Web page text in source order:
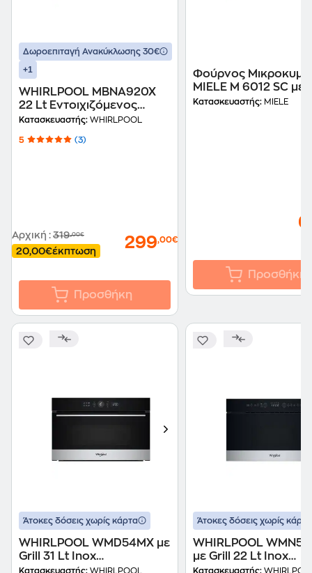
Δωροεπιταγή Ανακύκλωσης 30€
+1
WHIRLPOOL MBNA920X
22 Lt Εντοιχιζόμενος
Φούρνος Μικροκυμάτων
Κατασκευαστής: WHIRLPOOL
5 (3)
Αρχική : 319,00€
20,00€έκπτωση 299,00€
Προσθήκη
Φούρνος
MIELE M 6012 SC με
26lt Inox
Κατασκευαστής: MIELE
Προσθήκη
Άτοκες δόσεις χωρίς κάρτα
WHIRLPOOL WMD54MX με
Grill 31 Lt Inox
Εντοιχιζόμενος Φούρνος
Κατασκευαστής: WHIRLPOOL
Άτοκες δόσεις χωρίς κάρτα
WHIRLPOOL
με Grill 22 Lt Inox
Εντοιχιζόμενος
Κατασκευαστής: